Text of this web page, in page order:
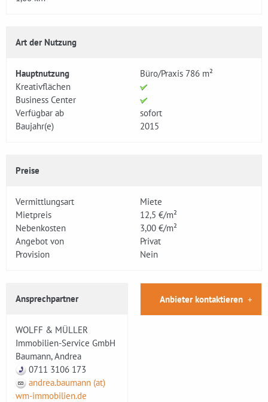
Art der Nutzung
Hauptnutzung
Büro/Praxis 786 m²
Kreativflächen
Business Center
Verfügbar ab
sofort
Baujahr(e)
2015
Preise
Vermittlungsart
Miete
Mietpreis
12,5 €/m²
Nebenkosten
3,00 €/m²
Angebot von
Privat
Provision
Nein
Ansprechpartner
WOLFF & MÜLLER
Immobilien-Service GmbH
Baumann, Andrea
0711 3106 173
andrea.baumann (at)
wm-immobilien.de
Anbieter kontaktieren